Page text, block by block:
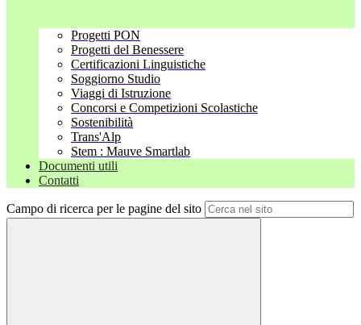
Progetti PON
Progetti del Benessere
Certificazioni Linguistiche
Soggiorno Studio
Viaggi di Istruzione
Concorsi e Competizioni Scolastiche
Sostenibilità
Trans'Alp
Stem : Mauve Smartlab
Documenti utili
Contatti
Campo di ricerca per le pagine del sito